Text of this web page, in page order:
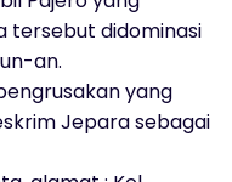
tersebut didominasi
an.
yang
Jepara sebagai